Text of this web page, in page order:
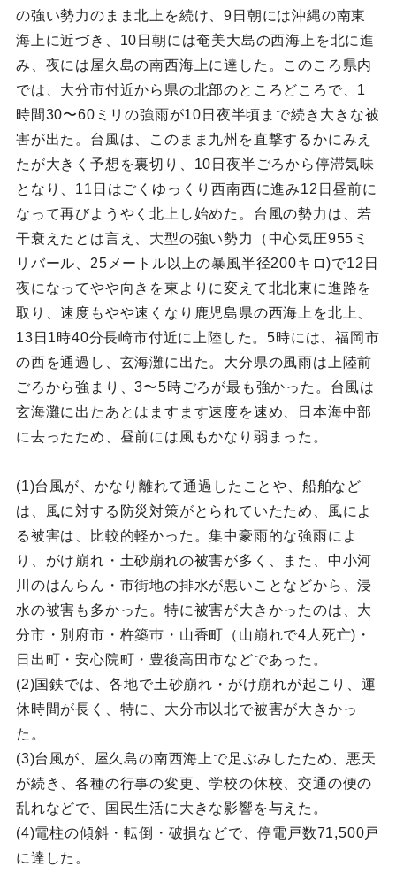
の強い勢力のまま北上を続け、9日朝には沖縄の南東
海上に近づき、10日朝には奄美大島の西海上を北に進
み、夜には屋久島の南西海上に達した。このころ県内
では、大分市付近から県の北部のところどころで、1
時間30〜60ミリの強雨が10日夜半頃まで続き大きな被
害が出た。台風は、このまま九州を直撃するかにみえ
たが大きく予想を裏切り、10日夜半ごろから停滞気味
となり、11日はごくゆっくり西南西に進み12日昼前に
なって再びようやく北上し始めた。台風の勢力は、若
干衰えたとは言え、大型の強い勢力（中心気圧955ミ
リバール、25メートル以上の暴風半径200キロ)で12日
夜になってやや向きを東よりに変えて北北東に進路を
取り、速度もやや速くなり鹿児島県の西海上を北上、
13日1時40分長崎市付近に上陸した。5時には、福岡市
の西を通過し、玄海灘に出た。大分県の風雨は上陸前
ごろから強まり、3〜5時ごろが最も強かった。台風は
玄海灘に出たあとはますます速度を速め、日本海中部
に去ったため、昼前には風もかなり弱まった。
(1)台風が、かなり離れて通過したことや、船舶など
は、風に対する防災対策がとられていたため、風によ
る被害は、比較的軽かった。集中豪雨的な強雨によ
り、がけ崩れ・土砂崩れの被害が多く、また、中小河
川のはんらん・市街地の排水が悪いことなどから、浸
水の被害も多かった。特に被害が大きかったのは、大
分市・別府市・杵築巿・山香町（山崩れで4人死亡)・
日出町・安心院町・豊後高田市などであった。
(2)国鉄では、各地で土砂崩れ・がけ崩れが起こり、運
休時間が長く、特に、大分市以北で被害が大きかっ
た。
(3)台風が、屋久島の南西海上で足ぶみしたため、悪天
が続き、各種の行事の変更、学校の休校、交通の便の
乱れなどで、国民生活に大きな影響を与えた。
(4)電柱の傾斜・転倒・破損などで、停電戸数71,500戸
に達した。